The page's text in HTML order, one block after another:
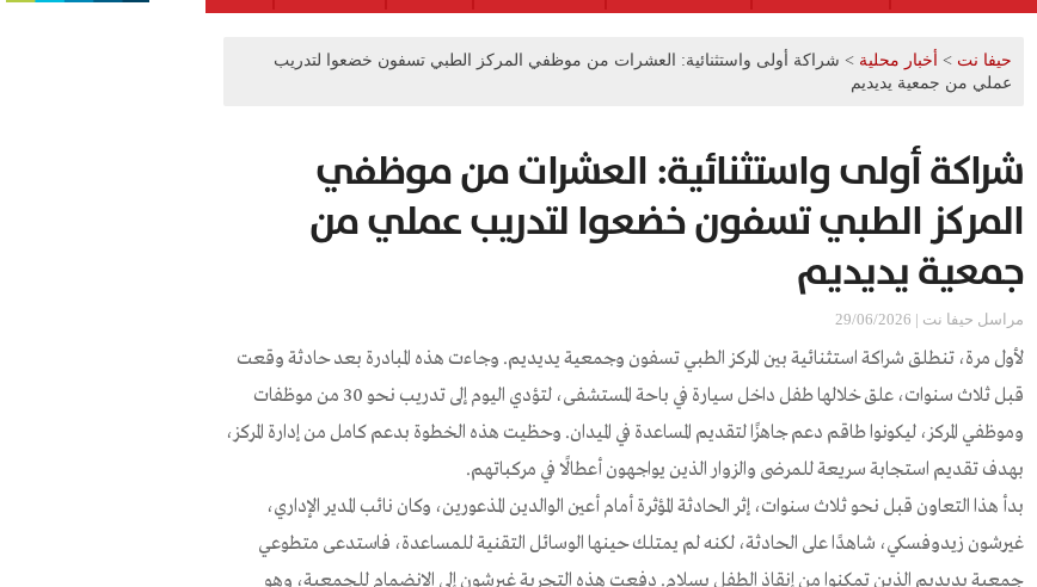
حيفا نت > أخبار محلية > شراكة أولى واستثنائية: العشرات من موظفي المركز الطبي تسفون خضعوا لتدريب
عملي من جمعية يديديم
شراكة أولى واستثنائية: العشرات من موظفي
المركز الطبي تسفون خضعوا لتدريب عملي من
جمعية يديديم
مراسل حيفا نت | 29/06/2026
لأول مرة، تنطلق شراكة استثنائية بين المركز الطبي تسفون وجمعية يديديم. وجاءت هذه المبادرة بعد حادثة وقعت
قبل ثلاث سنوات، علق خلالها طفل داخل سيارة في باحة المستشفى، لتؤدي اليوم إلى تدريب نحو 30 من موظفات
وموظفي المركز، ليكونوا طاقم دعم جاهزًا لتقديم المساعدة في الميدان. وحظيت هذه الخطوة بدعم كامل من إدارة المركز،
بهدف تقديم استجابة سريعة للمرضى والزوار الذين يواجهون أعطالًا في مركباتهم.
بدأ هذا التعاون قبل نحو ثلاث سنوات، إثر الحادثة المؤثرة أمام أعين الوالدين المذعورين، وكان نائب المدير الإداري،
غيرشون زيدوفسكي، شاهدًا على الحادثة، لكنه لم يمتلك حينها الوسائل التقنية للمساعدة، فاستدعى متطوعي
جمعية يديديم الذين تمكنوا من إنقاذ الطفل بسلام. دفعت هذه التجربة غيرشون إلى الانضمام للجمعية، وهو